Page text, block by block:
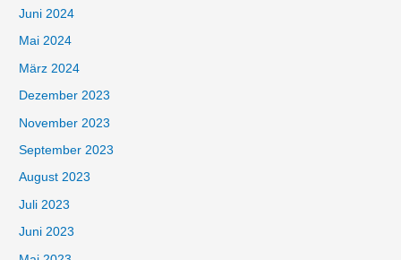
Juni 2024
Mai 2024
März 2024
Dezember 2023
November 2023
September 2023
August 2023
Juli 2023
Juni 2023